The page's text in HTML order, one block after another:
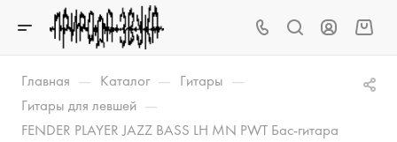
Главная — Каталог — Гитары —
Гитары для левшей —
FENDER PLAYER JAZZ BASS LH MN PWT Бас-гитара